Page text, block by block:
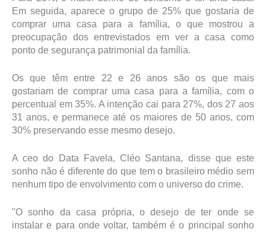
Em seguida, aparece o grupo de 25% que gostaria de
comprar uma casa para a família, o que mostrou a
preocupação dos entrevistados em ver a casa como
ponto de segurança patrimonial da família.
Os que têm entre 22 e 26 anos são os que mais
gostariam de comprar uma casa para a família, com o
percentual em 35%. A intenção cai para 27%, dos 27 aos
31 anos, e permanece até os maiores de 50 anos, com
30% preservando esse mesmo desejo.
A ceo do Data Favela, Cléo Santana, disse que este
sonho não é diferente do que tem o brasileiro médio sem
nenhum tipo de envolvimento com o universo do crime.
"O sonho da casa própria, o desejo de ter onde se
instalar e para onde voltar, também é o principal sonho